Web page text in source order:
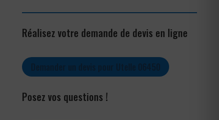
Réalisez votre demande de devis en ligne
Posez vos questions !